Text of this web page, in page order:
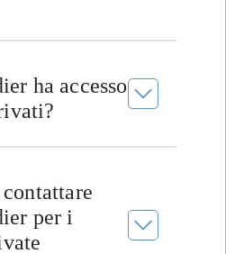
ha accesso
per i